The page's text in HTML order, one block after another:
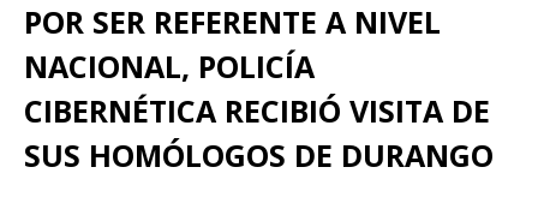
POR SER REFERENTE A NIVEL
NACIONAL, POLICÍA
CIBERNÉTICA RECIBIÓ VISITA DE
SUS HOMÓLOGOS DE DURANGO